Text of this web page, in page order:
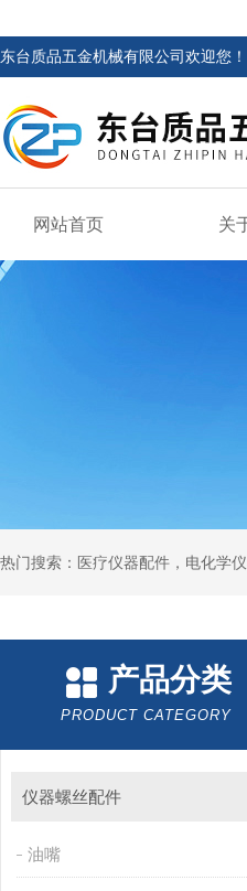
东台质品五金机械有限公司欢迎您！
网站首页 关
热门搜索：医疗仪器配件，电化学
产品分类
PRODUCT CATEGORY
仪器螺丝配件
油嘴